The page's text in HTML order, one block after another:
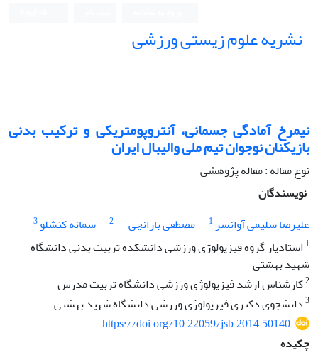
نشریه علوم زیستی ورزشی
نیمرخ آمادگی جسمانی، آنتروپومتریکی و ترکیب بدنی
بازیکنان نوجوان تیم ملی والیبال ایران
نوع مقاله : مقاله پژوهشی
نویسندگان
علیرضا سلیمی آوانسر1 مصطفی بارانچی 2 سمانه کنشلو3
1 استادیار گروه فیزیولوژی ورزشی دانشکده تربیت بدنی دانشگاه
شهید بهشتی
2کارشناس ارشد فیزیولوژی ورزشی دانشگاه تربیت مدرس
3دانشجوی دکتری فیزیولوژی ورزشی دانشگاه شهید بهشتی
https://doi.org/10.22059/jsb.2014.50140
چکیده